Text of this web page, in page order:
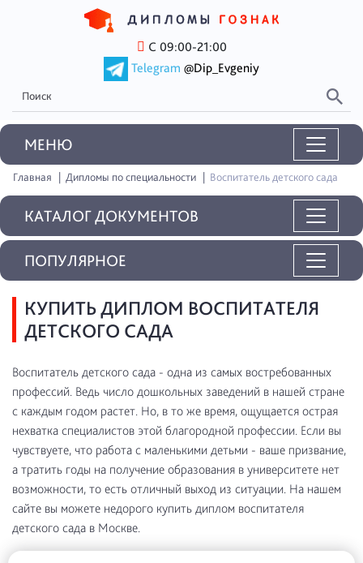
С 09:00-21:00
Telegram @Dip_Evgeniy
MEНЮ
Главная Дипломы по специальности Воспитатель детского сада
КАТАЛОГ ДОКУМЕНТОВ
КУПИТЬ ДИПЛОМ ВОСПИТАТЕЛЯ
ДЕТСКОГО САДА
Воспитатель детского сада - одна из самых востребованных
профессий. Ведь число дошкольных заведений в нашей стране
с каждым годом растет. Но, в то же время, ощущается острая
нехватка специалистов этой благородной профессии. Если вы
чувствуете, что работа с маленькими детьми - ваше призвание,
а тратить годы на получение образования в университете нет
возможности, то есть отличный выход из ситуации. На нашем
сайте вы можете недорого купить диплом воспитателя
детского сада в Москве.
ПОПУЛЯРНОЕ